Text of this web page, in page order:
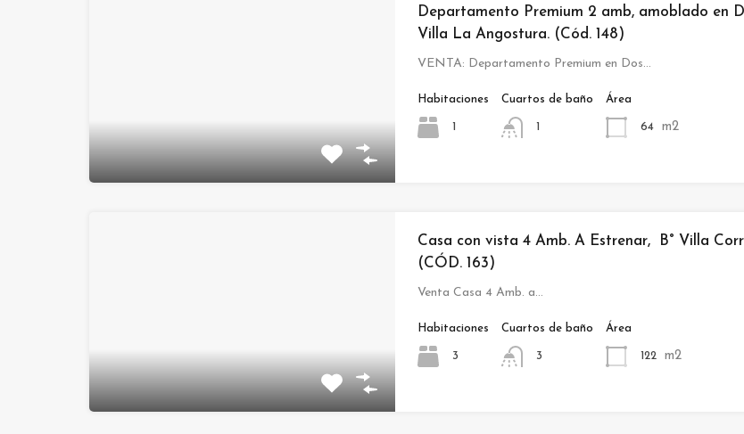
Departamento Premium 2 amb, amoblado en
Villa La Angostura. (Cód. 148)
VENTA: Departamento Premium en Dos…
Habitaciones
1
Cuartos de baño
1
Área
64 m2
Casa con vista 4 Amb. A Estrenar, B° Villa
(CÓD. 163)
Venta Casa 4 Amb. a…
Habitaciones
3
Cuartos de baño
3
Área
122 m2